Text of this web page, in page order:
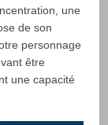
une
de son
personnage
être
une capacité